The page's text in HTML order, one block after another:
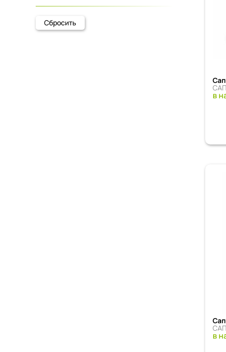
Сбросить
в
в